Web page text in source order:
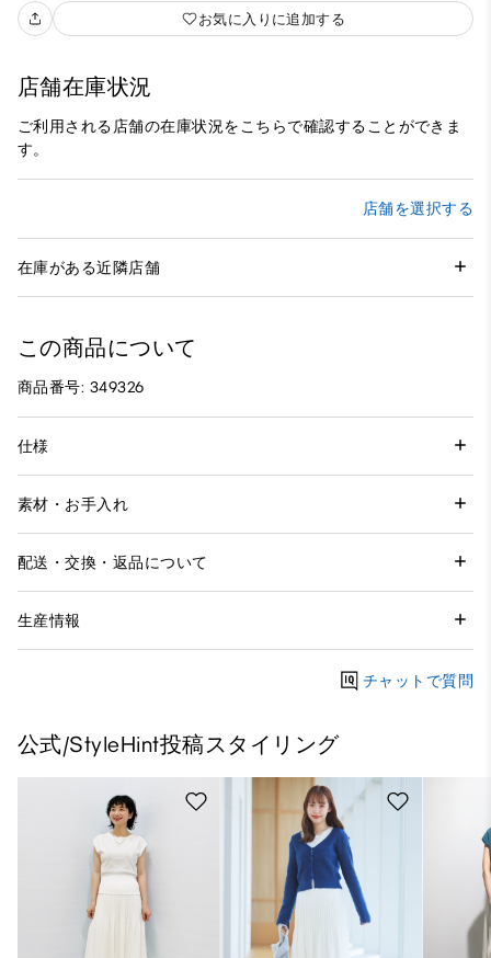
お気に入りに追加する
店舗在庫状況
ご利用される店舗の在庫状況をこちらで確認することができま
す。
店舗を選択する
在庫がある近隣店舗
この商品について
商品番号: 349326
仕様
素材・お手入れ
配送・交換・返品について
生産情報
チャットで質問
公式/StyleHint投稿スタイリング